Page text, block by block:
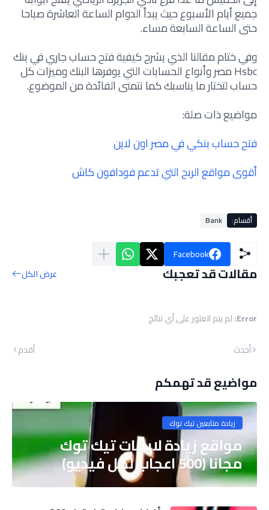
جميع أيام الأسبوع حيث يبدأ الدوام الساعة العاشرة صباحا
حتى الساعة السابعة مساء.
وفي ختام مقالنا الذي يشرح كيفية فتح حساب جاري في بنك
Hsbc مصر وأنواع الحسابات التي يوفرها البنك وميزات كل
حساب لتختار ما يناسبك كما نتمنى الفائدة من الموضوع.
مواضيع ذات صلة:
فتح حساب بنكي في مصر اون لاين
أقوى مواقع الربح التي تدعم فودافون كاش
أقسام: Bank
Facebook
مقالات قد تعجبك عرض الكل
Error: لم يتم العثور على أي نتائج
أحدث
أقدم
مواضيع قد تهمكم
زيادة متابعين تيك توك
مواقع زيادة لايكات تيك توك
مجانا (500 اعجاب لكل فيديو)